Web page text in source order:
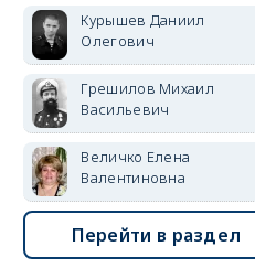
Курышев Даниил
Олегович
Грешилов Михаил
Васильевич
Величко Елена
Валентиновна
Перейти в раздел